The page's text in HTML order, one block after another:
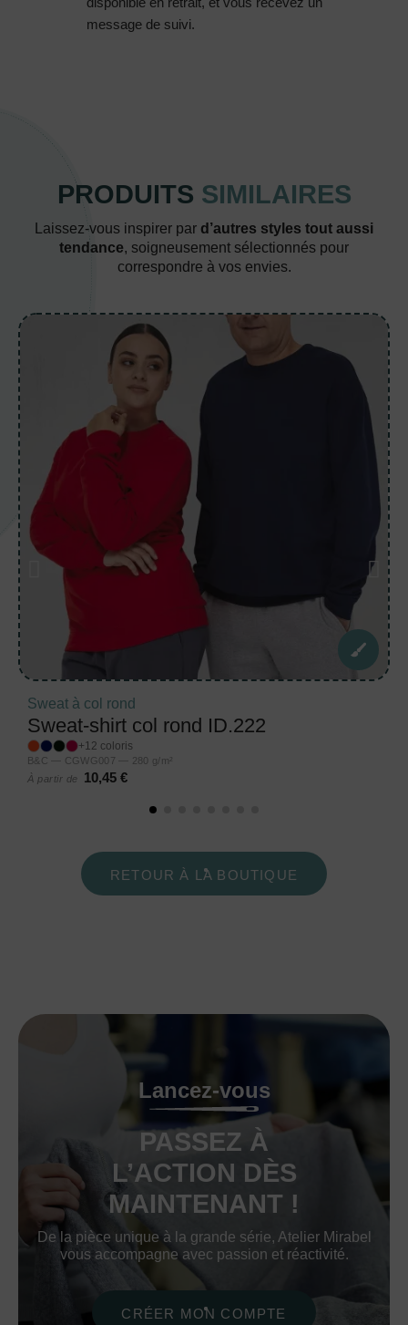
message de suivi.
PRODUITS SIMILAIRES
Laissez-vous inspirer par d’autres styles tout aussi
tendance, soigneusement sélectionnés pour
correspondre à vos envies.
Sweat à col rond
Sweat-shirt col rond ID.222
+12 coloris
B&C — CGWG007 — 280 g/m²
À partir de
10,45 €
RETOUR À LA BOUTIQUE
Lancez-vous
PASSEZ À
L’ACTION DÈS
MAINTENANT !
De la pièce unique à la grande série, Atelier Mirabel
vous accompagne avec passion et réactivité.
CRÉER MON COMPTE